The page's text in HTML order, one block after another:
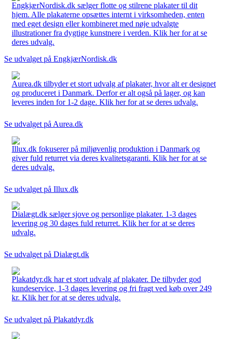
EngkjærNordisk.dk sælger flotte og stilrene plakater til dit
hjem. Alle plakaterne opsættes internt i virksomheden, enten
med eget design eller kombineret med nøje udvalgte
illustrationer fra dygtige kunstnere i verden. Klik her for at se
deres udvalg.
Se udvalget på EngkjærNordisk.dk
Aurea.dk tilbyder et stort udvalg af plakater, hvor alt er designet
og produceret i Danmark. Derfor er alt også på lager, og kan
leveres inden for 1-2 dage. Klik her for at se deres udvalg.
Se udvalget på Aurea.dk
Illux.dk fokuserer på miljøvenlig produktion i Danmark og
giver fuld returret via deres kvalitetsgaranti. Klik her for at se
deres udvalg.
Se udvalget på Illux.dk
Dialægt.dk sælger sjove og personlige plakater. 1-3 dages
levering og 30 dages fuld returret. Klik her for at se deres
udvalg.
Se udvalget på Dialægt.dk
Plakatdyr.dk har et stort udvalg af plakater. De tilbyder god
kundeservice, 1-3 dages levering og fri fragt ved køb over 249
kr. Klik her for at se deres udvalg.
Se udvalget på Plakatdyr.dk